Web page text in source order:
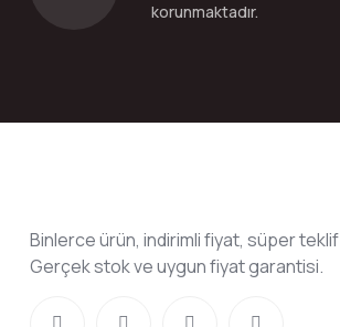
korunmaktadır.
Binlerce ürün, indirimli fiyat, süper teklif
Gerçek stok ve uygun fiyat garantisi.